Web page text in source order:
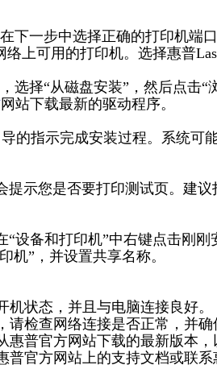
下一步中选择正确的打印机端
上可用的打印机。选择惠普
选择“从磁盘安装”，然后点击“
网站下载最新的驱动程序。
的指示完成安装过程。系统可
提示您是否要打印测试页。建
“设备和打印机”中右键点击刚
机”，并设置共享名称。
状态，并且与电脑连接良好。
请检查网络连接是否正常，并
普官方网站下载的最新版本，
官方网站上的支持文档或联系